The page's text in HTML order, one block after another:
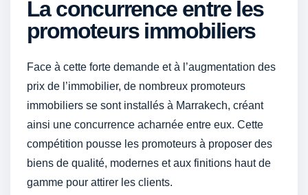
La concurrence entre les
promoteurs immobiliers
Face à cette forte demande et à l’augmentation des
prix de l’immobilier, de nombreux promoteurs
immobiliers se sont installés à Marrakech, créant
ainsi une concurrence acharnée entre eux. Cette
compétition pousse les promoteurs à proposer des
biens de qualité, modernes et aux finitions haut de
gamme pour attirer les clients.